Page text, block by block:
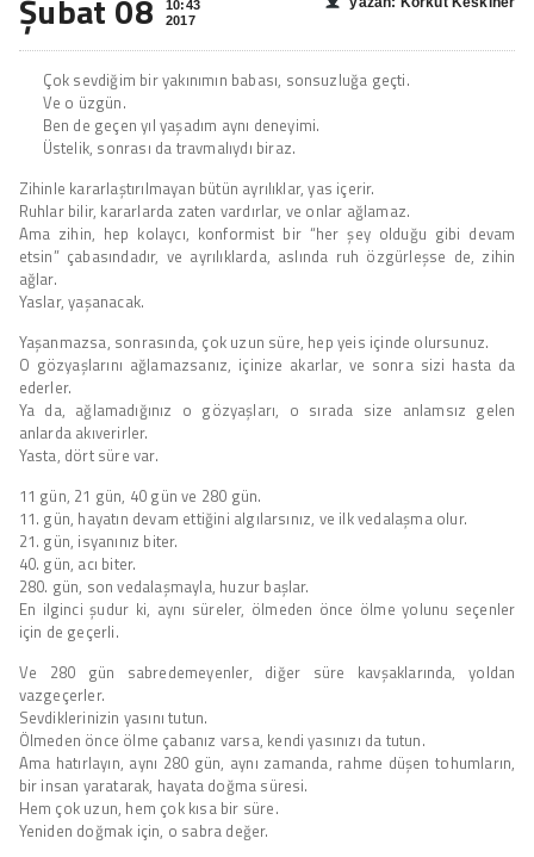
Şubat 08
10:43
2017
Çok sevdiğim bir yakınımın babası, sonsuzluğa geçti.
Ve o üzgün.
Ben de geçen yıl yaşadım aynı deneyimi.
Üstelik, sonrası da travmalıydı biraz.
Zihinle kararlaştırılmayan bütün ayrılıklar, yas içerir.
Ruhlar bilir, kararlarda zaten vardırlar, ve onlar ağlamaz.
Ama zihin, hep kolaycı, konformist bir “her şey olduğu gibi devam
etsin” çabasındadır, ve ayrılıklarda, aslında ruh özgürleşse de, zihin
ağlar.
Yaslar, yaşanacak.
Yaşanmazsa, sonrasında, çok uzun süre, hep yeis içinde olursunuz.
O gözyaşlarını ağlamazsanız, içinize akarlar, ve sonra sizi hasta da
ederler.
Ya da, ağlamadığınız o gözyaşları, o sırada size anlamsız gelen
anlarda akıverirler.
Yasta, dört süre var.
11 gün, 21 gün, 40 gün ve 280 gün.
11. gün, hayatın devam ettiğini algılarsınız, ve ilk vedalaşma olur.
21. gün, isyanınız biter.
40. gün, acı biter.
280. gün, son vedalaşmayla, huzur başlar.
En ilginci şudur ki, aynı süreler, ölmeden önce ölme yolunu seçenler
için de geçerli.
Ve 280 gün sabredemeyenler, diğer süre kavşaklarında, yoldan
vazgeçerler.
Sevdiklerinizin yasını tutun.
Ölmeden önce ölme çabanız varsa, kendi yasınızı da tutun.
Ama hatırlayın, aynı 280 gün, aynı zamanda, rahme düşen tohumların,
bir insan yaratarak, hayata doğma süresi.
Hem çok uzun, hem çok kısa bir süre.
Yeniden doğmak için, o sabra değer.